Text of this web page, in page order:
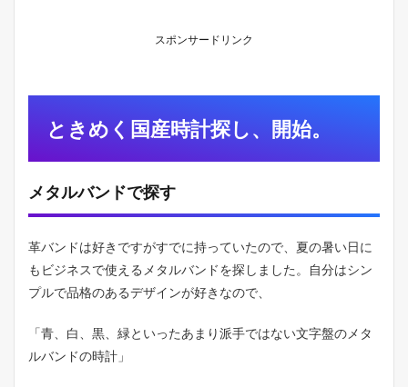
スポンサードリンク
ときめく国産時計探し、開始。
メタルバンドで探す
革バンドは好きですがすでに持っていたので、夏の暑い日に
もビジネスで使えるメタルバンドを探しました。自分はシン
プルで品格のあるデザインが好きなので、
「青、白、黒、緑といったあまり派手ではない文字盤のメタ
ルバンドの時計」